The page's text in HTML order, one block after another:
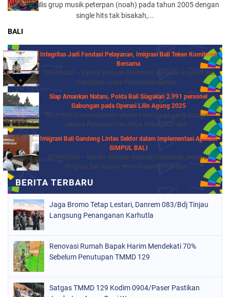
yang di rilis grup musik peterpan (noah) pada tahun 2005 dengan
single hits tak bisakah,...
BALI
Integritas Jadi Fondasi Pelayanan, Imigrasi Bali Teken Komitmen
Bersama
DENPASAR – Kantor Wilayah Direktorat Jenderal Imigrasi Bali
menggelar acara Penandatanganan...
Siap Amankan Nataru, Polda Bali Siagakan 2.991 personel
Gabungan pada Operasi Lilin Agung 2025
BALI - Untuk menciptakan situasi kamtibmas yang kondusif
selama Perayaan Hari Raya Natal 2025 dan...
Imigrasi Bali Gandeng Lintas Sektor dalam Implementasi Aplikasi
SIMPUL BALI
DENPASAR – Kantor Wilayah (Kanwil) Direktorat Jenderal
Imigrasi Bali secara resmi meluncurkan dan...
Jaga Bromo Tetap Lestari, Danrem 083/Bdj Tinjau
Langsung Penanganan Karhutla
Renovasi Rumah Bapak Harim Mendekati 70%
Sebelum Penutupan TMMD 129
Satgas TMMD 129 Kodim 0904/Paser Pastikan